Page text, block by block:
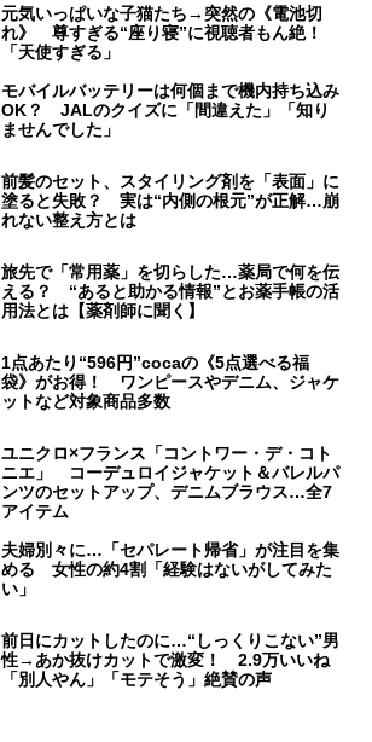
元気いっぱいな子猫たち→突然の《電池切
れ》 尊すぎる“座り寝”に視聴者もん絶！
「天使すぎる」
モバイルバッテリーは何個まで機内持ち込み
OK？ JALのクイズに「間違えた」「知り
ませんでした」
前髪のセット、スタイリング剤を「表面」に
塗ると失敗？ 実は“内側の根元”が正解…崩
れない整え方とは
旅先で「常用薬」を切らした…薬局で何を伝
える？ “あると助かる情報”とお薬手帳の活
用法とは【薬剤師に聞く】
1点あたり“596円”cocaの《5点選べる福
袋》がお得！ ワンピースやデニム、ジャケ
ットなど対象商品多数
ユニクロ×フランス「コントワー・デ・コト
ニエ」 コーデュロイジャケット＆バレルパ
ンツのセットアップ、デニムブラウス…全7
アイテム
夫婦別々に…「セパレート帰省」が注目を集
める 女性の約4割「経験はないがしてみた
い」
前日にカットしたのに…“しっくりこない”男
性→あか抜けカットで激変！ 2.9万いいね
「別人やん」「モテそう」絶賛の声